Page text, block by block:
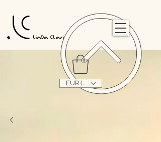
EUR (€)